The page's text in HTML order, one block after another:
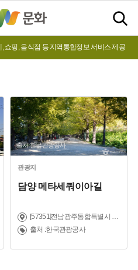
쇼핑, 음식점 등 지역통합정보 서비스 제공
출처:한국관광공사
관광지
담양 메타세쿼이아길
[57351]전남광주통합특별시 담양군 담양읍 메타세쿼이아로 12
출처 :한국관광공사